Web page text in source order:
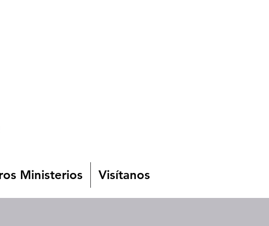
Ministerios Visítanos